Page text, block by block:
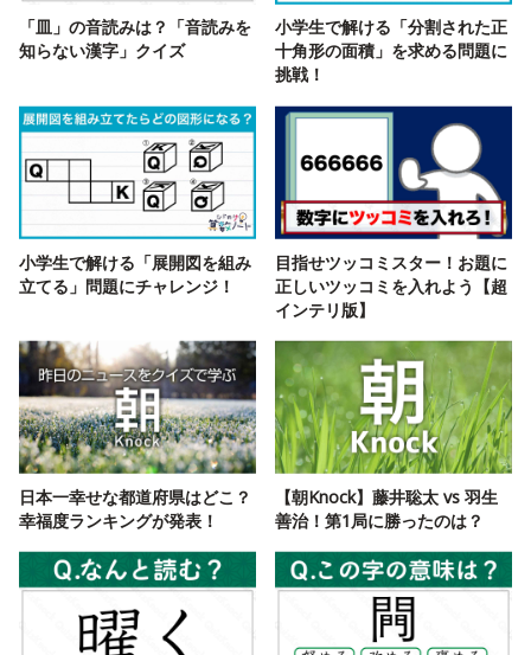
「皿」の音読みは？「音読みを
知らない漢字」クイズ
小学生で解ける「分割された正
十角形の面積」を求める問題に
挑戦！
小学生で解ける「展開図を組み
立てる」問題にチャレンジ！
目指せツッコミスター！お題に
正しいツッコミを入れよう【超
インテリ版】
日本一幸せな都道府県はどこ？
幸福度ランキングが発表！
【朝Knock】藤井聡太 vs 羽生
善治！第1局に勝ったのは？